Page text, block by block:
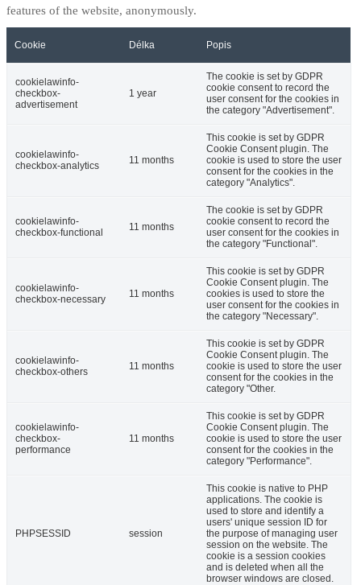
features of the website, anonymously.
Cookie Délka Popis
cookielawinfo-
checkbox-
advertisement
1 year
The cookie is set by GDPR
cookie consent to record the
user consent for the cookies in
the category "Advertisement".
cookielawinfo-
checkbox-analytics
11 months
This cookie is set by GDPR
Cookie Consent plugin. The
cookie is used to store the user
consent for the cookies in the
category "Analytics".
cookielawinfo-
checkbox-functional
11 months
The cookie is set by GDPR
cookie consent to record the
user consent for the cookies in
the category "Functional".
cookielawinfo-
checkbox-necessary
11 months
This cookie is set by GDPR
Cookie Consent plugin. The
cookies is used to store the
user consent for the cookies in
the category "Necessary".
cookielawinfo-
checkbox-others
11 months
This cookie is set by GDPR
Cookie Consent plugin. The
cookie is used to store the user
consent for the cookies in the
category "Other.
cookielawinfo-
checkbox-
performance
11 months
This cookie is set by GDPR
Cookie Consent plugin. The
cookie is used to store the user
consent for the cookies in the
category "Performance".
PHPSESSID session
This cookie is native to PHP
applications. The cookie is
used to store and identify a
users' unique session ID for
the purpose of managing user
session on the website. The
cookie is a session cookies
and is deleted when all the
browser windows are closed.